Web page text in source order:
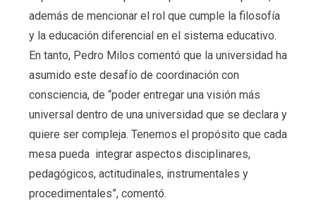
además de mencionar el rol que cumple la filosofía
y la educación diferencial en el sistema educativo.
En tanto, Pedro Milos comentó que la universidad ha
asumido este desafío de coordinación con
consciencia, de “poder entregar una visión más
universal dentro de una universidad que se declara y
quiere ser compleja. Tenemos el propósito que cada
mesa pueda integrar aspectos disciplinares,
pedagógicos, actitudinales, instrumentales y
procedimentales”, comentó.